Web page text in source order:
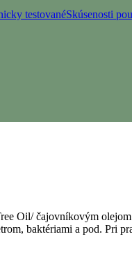
testovanéSkúsenosti
Oil/ čajovníkovým
baktériami a pod.